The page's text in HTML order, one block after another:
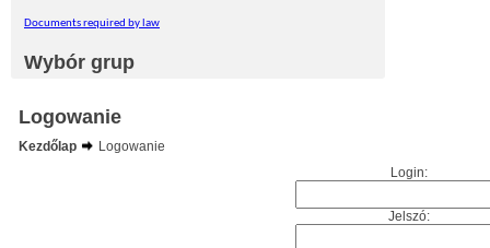
Documents required by law
Wybór grup
Logowanie
Kezdőlap
Logowanie
Login:
Jelszó: